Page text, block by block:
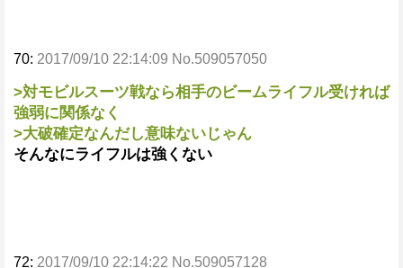
70: 2017/09/10 22:14:09 No.509057050
>対モビルスーツ戦なら相手のビームライフル受ければ
強弱に関係なく
>大破確定なんだし意味ないじゃん
そんなにライフルは強くない
72: 2017/09/10 22:14:22 No.509057128